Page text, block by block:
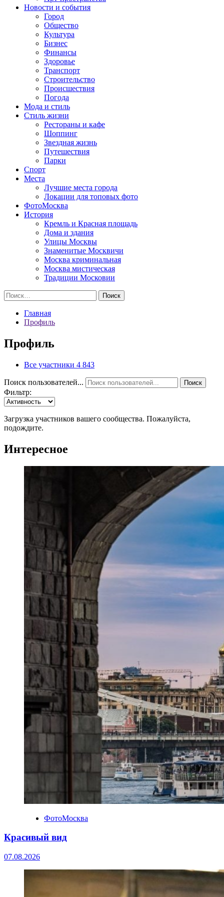
Новости и события
Город
Общество
Культура
Бизнес
Финансы
Здоровье
Транспорт
Строительство
Происшествия
Погода
Мода и стиль
Стиль жизни
Рестораны и кафе
Шоппинг
Звездная жизнь
Путешествия
Парки
Спорт
Места
Лучшие места города
Локации для топовых фото
ФотоМосква
История
Кремль и Красная площадь
Дома и здания
Улицы Москвы
Знаменитые Москвичи
Москва криминальная
Москва мистическая
Традиции Московии
Найти:
Главная
Профиль
Профиль
Все участники 4 843
Поиск пользователей... Поиск
Фильтр:
Загрузка участников вашего сообщества. Пожалуйста,
подождите.
Интересное
ФотоМосква
Красивый вид
07.08.2026